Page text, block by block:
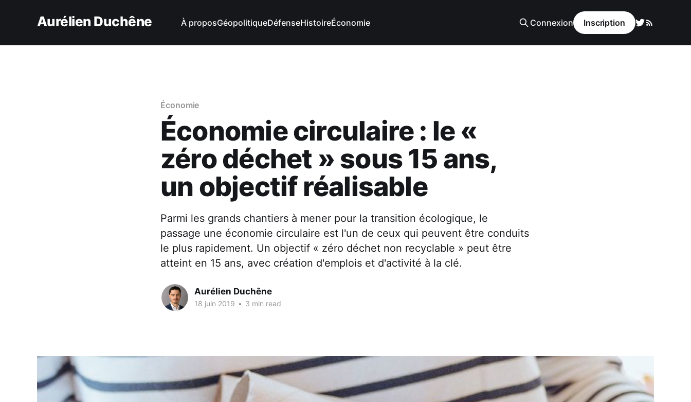
Aurélien Duchêne À proposGéopolitiqueDéfenseHistoireÉconomie Connexion Inscription
Économie
Économie circulaire : le «
zéro déchet » sous 15 ans,
un objectif réalisable
Parmi les grands chantiers à mener pour la transition écologique, le
passage une économie circulaire est l'un de ceux qui peuvent être conduits
le plus rapidement. Un objectif « zéro déchet non recyclable » peut être
atteint en 15 ans, avec création d'emplois et d'activité à la clé.
Aurélien Duchêne
18 juin 2019 • 3 min read